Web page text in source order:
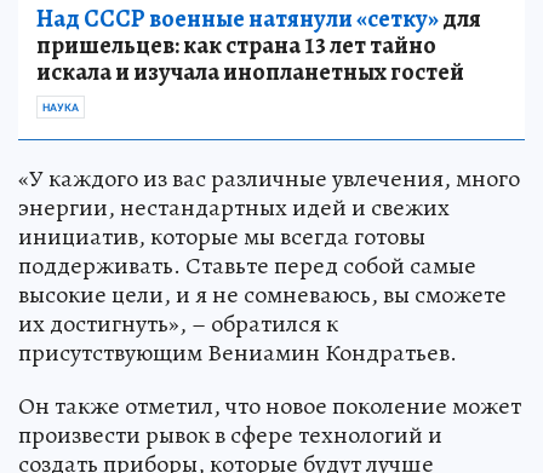
Над СССР военные натянули «сетку»для
пришельцев: как страна 13 лет тайно
искала и изучала инопланетных гостей
НАУКА
«У каждого из вас различные увлечения, много
энергии, нестандартных идей и свежих
инициатив, которые мы всегда готовы
поддерживать. Ставьте перед собой самые
высокие цели, и я не сомневаюсь, вы сможете
их достигнуть», – обратился к
присутствующим Вениамин Кондратьев.
Он также отметил, что новое поколение может
произвести рывок в сфере технологий и
создать приборы, которые будут лучше